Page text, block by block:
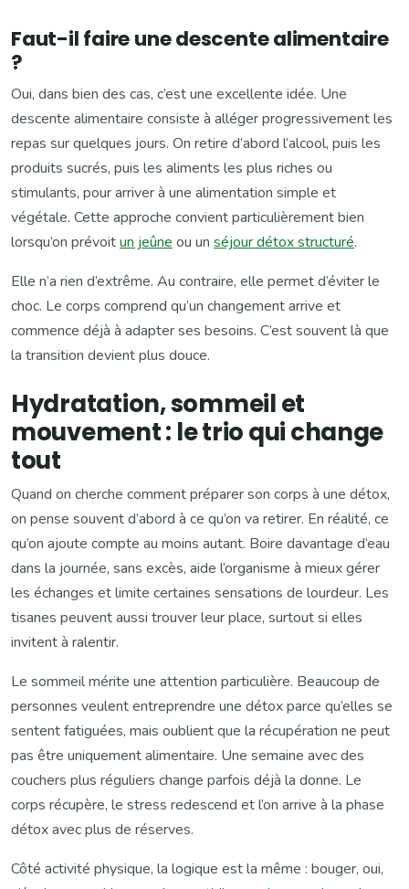
Faut-il faire une descente alimentaire
?
Oui, dans bien des cas, c’est une excellente idée. Une
descente alimentaire consiste à alléger progressivement les
repas sur quelques jours. On retire d’abord l’alcool, puis les
produits sucrés, puis les aliments les plus riches ou
stimulants, pour arriver à une alimentation simple et
végétale. Cette approche convient particulièrement bien
lorsqu’on prévoitun jeûne ou un séjour détox structuré.
Elle n’a rien d’extrême. Au contraire, elle permet d’éviter le
choc. Le corps comprend qu’un changement arrive et
commence déjà à adapter ses besoins. C’est souvent là que
la transition devient plus douce.
Hydratation, sommeil et
mouvement : le trio qui change
tout
Quand on cherche comment préparer son corps à une détox,
on pense souvent d’abord à ce qu’on va retirer. En réalité, ce
qu’on ajoute compte au moins autant. Boire davantage d’eau
dans la journée, sans excès, aide l’organisme à mieux gérer
les échanges et limite certaines sensations de lourdeur. Les
tisanes peuvent aussi trouver leur place, surtout si elles
invitent à ralentir.
Le sommeil mérite une attention particulière. Beaucoup de
personnes veulent entreprendre une détox parce qu’elles se
sentent fatiguées, mais oublient que la récupération ne peut
pas être uniquement alimentaire. Une semaine avec des
couchers plus réguliers change parfois déjà la donne. Le
corps récupère, le stress redescend et l’on arrive à la phase
détox avec plus de réserves.
Côté activité physique, la logique est la même : bouger, oui,